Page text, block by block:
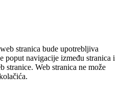
stranica bude upotrebljiva
poput navigacije između stranica i
stranice. Web stranica ne može